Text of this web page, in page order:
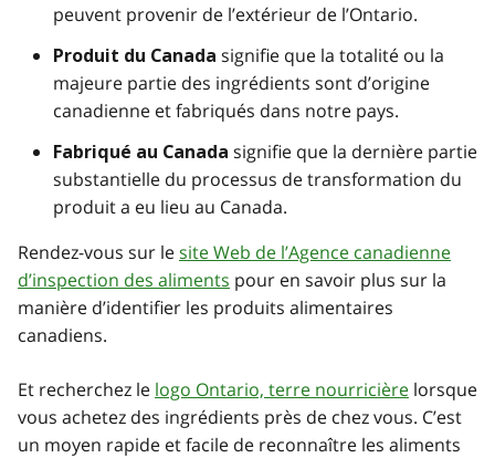
peuvent provenir de l’extérieur de l’Ontario.
Produit du Canada signifie que la totalité ou la
majeure partie des ingrédients sont d’origine
canadienne et fabriqués dans notre pays.
Fabriqué au Canada signifie que la dernière partie
substantielle du processus de transformation du
produit a eu lieu au Canada.
Rendez-vous sur lesite Web de l’Agence canadienne
d’inspection des aliments pour en savoir plus sur la
manière d’identifier les produits alimentaires
canadiens.
Et recherchez le logo Ontario, terre nourricière lorsque
vous achetez des ingrédients près de chez vous. C’est
un moyen rapide et facile de reconnaître les aliments